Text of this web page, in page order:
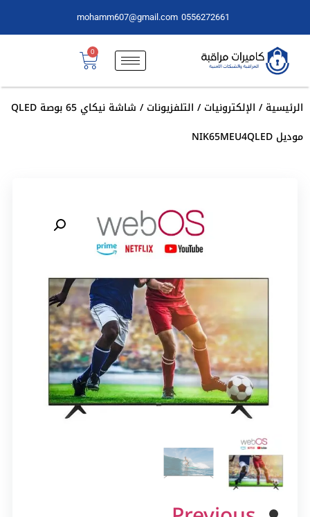
0556272661
mohamm607@gmail.com
0
الرئيسية/ الإلكترونيات/ التلفزيونات
/ شاشة نيكاي 65 بوصة QLED
موديل NIK65MEU4QLED